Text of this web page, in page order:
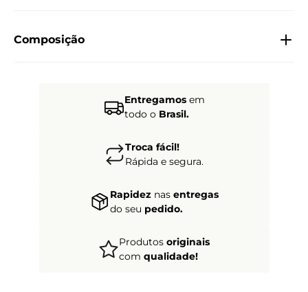
Composição
Entregamosem
todo o Brasil.
Troca fácil!
Rápida e segura.
Rapidez nas entregas
do seu pedido.
Produtos originais
com qualidade!